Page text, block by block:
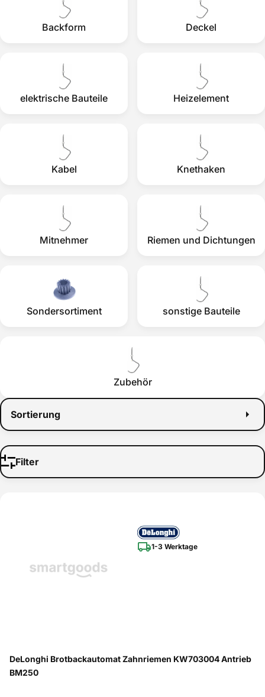
Sortierung
Filter
Backform Deckel
elektrische Bauteile Heizelement
Kabel Knethaken
Mitnehmer Riemen und Dichtungen
Sondersortiment sonstige Bauteile
Zubehör
1-3 Werktage
DeLonghi Brotbackautomat Zahnriemen KW703004 Antrieb
BM250